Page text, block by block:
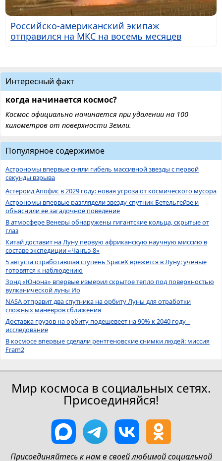
Российско-американский экипаж
отправился на МКС на восемь месяцев
Интересный факт
когда начинается космос?
Космос официально начинается при удалении на 100
километров от поверхности Земли.
Популярное содержимое
Астрономы впервые сняли гибель массивной звезды с первой
секунды взрыва
Астероид Апофис в 2029 году: новая угроза от космического мусора
Астрономы впервые разглядели звезду-спутник Бетельгейзе и
объяснили её загадочное поведение
В атмосфере Венеры обнаружены гигантские кольца, скрытые от
глаз
Китай доставит на Луну первую африканскую научную миссию в
составе экспедиции «Чанъэ-8»
5 августа отработавшая ступень SpaceX врежется в Луну: учёные
готовятся к наблюдению
Зонд «Юнона» впервые измерил скрытое тепло под поверхностью
вулканической луны Ио
NASA отправит два спутника на орбиту Луны для отработки
сложных маневров сближения
Доставка грузов на орбиту подешевеет на 90% к 2040 году –
исследование
В космосе впервые сделали рентгеновские снимки людей: миссия
Fram2
Мир космоса в социальных сетях.
Присоединяйся!
Присоединяйтесь к нам в своей любимой социальной